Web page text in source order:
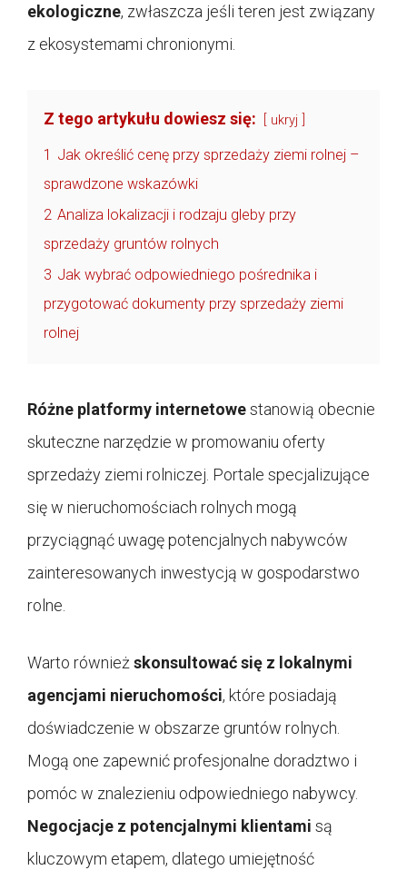
ekologiczne, zwłaszcza jeśli teren jest związany
z ekosystemami chronionymi.
Z tego artykułu dowiesz się: ukryj
1 Jak określić cenę przy sprzedaży ziemi rolnej –
sprawdzone wskazówki
2 Analiza lokalizacji i rodzaju gleby przy
sprzedaży gruntów rolnych
3 Jak wybrać odpowiedniego pośrednika i
przygotować dokumenty przy sprzedaży ziemi
rolnej
Różne platformy internetowestanowią obecnie
skuteczne narzędzie w promowaniu oferty
sprzedaży ziemi rolniczej. Portale specjalizujące
się w nieruchomościach rolnych mogą
przyciągnąć uwagę potencjalnych nabywców
zainteresowanych inwestycją w gospodarstwo
rolne.
Warto również skonsultować się z lokalnymi
agencjami nieruchomości, które posiadają
doświadczenie w obszarze gruntów rolnych.
Mogą one zapewnić profesjonalne doradztwo i
pomóc w znalezieniu odpowiedniego nabywcy.
Negocjacje z potencjalnymi klientami są
kluczowym etapem, dlatego umiejętność